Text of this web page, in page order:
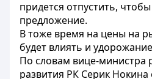
придется отпустить,
предложение.
В тоже время на цены на
будет влиять и
По словам вице-министра
развития РК Серик